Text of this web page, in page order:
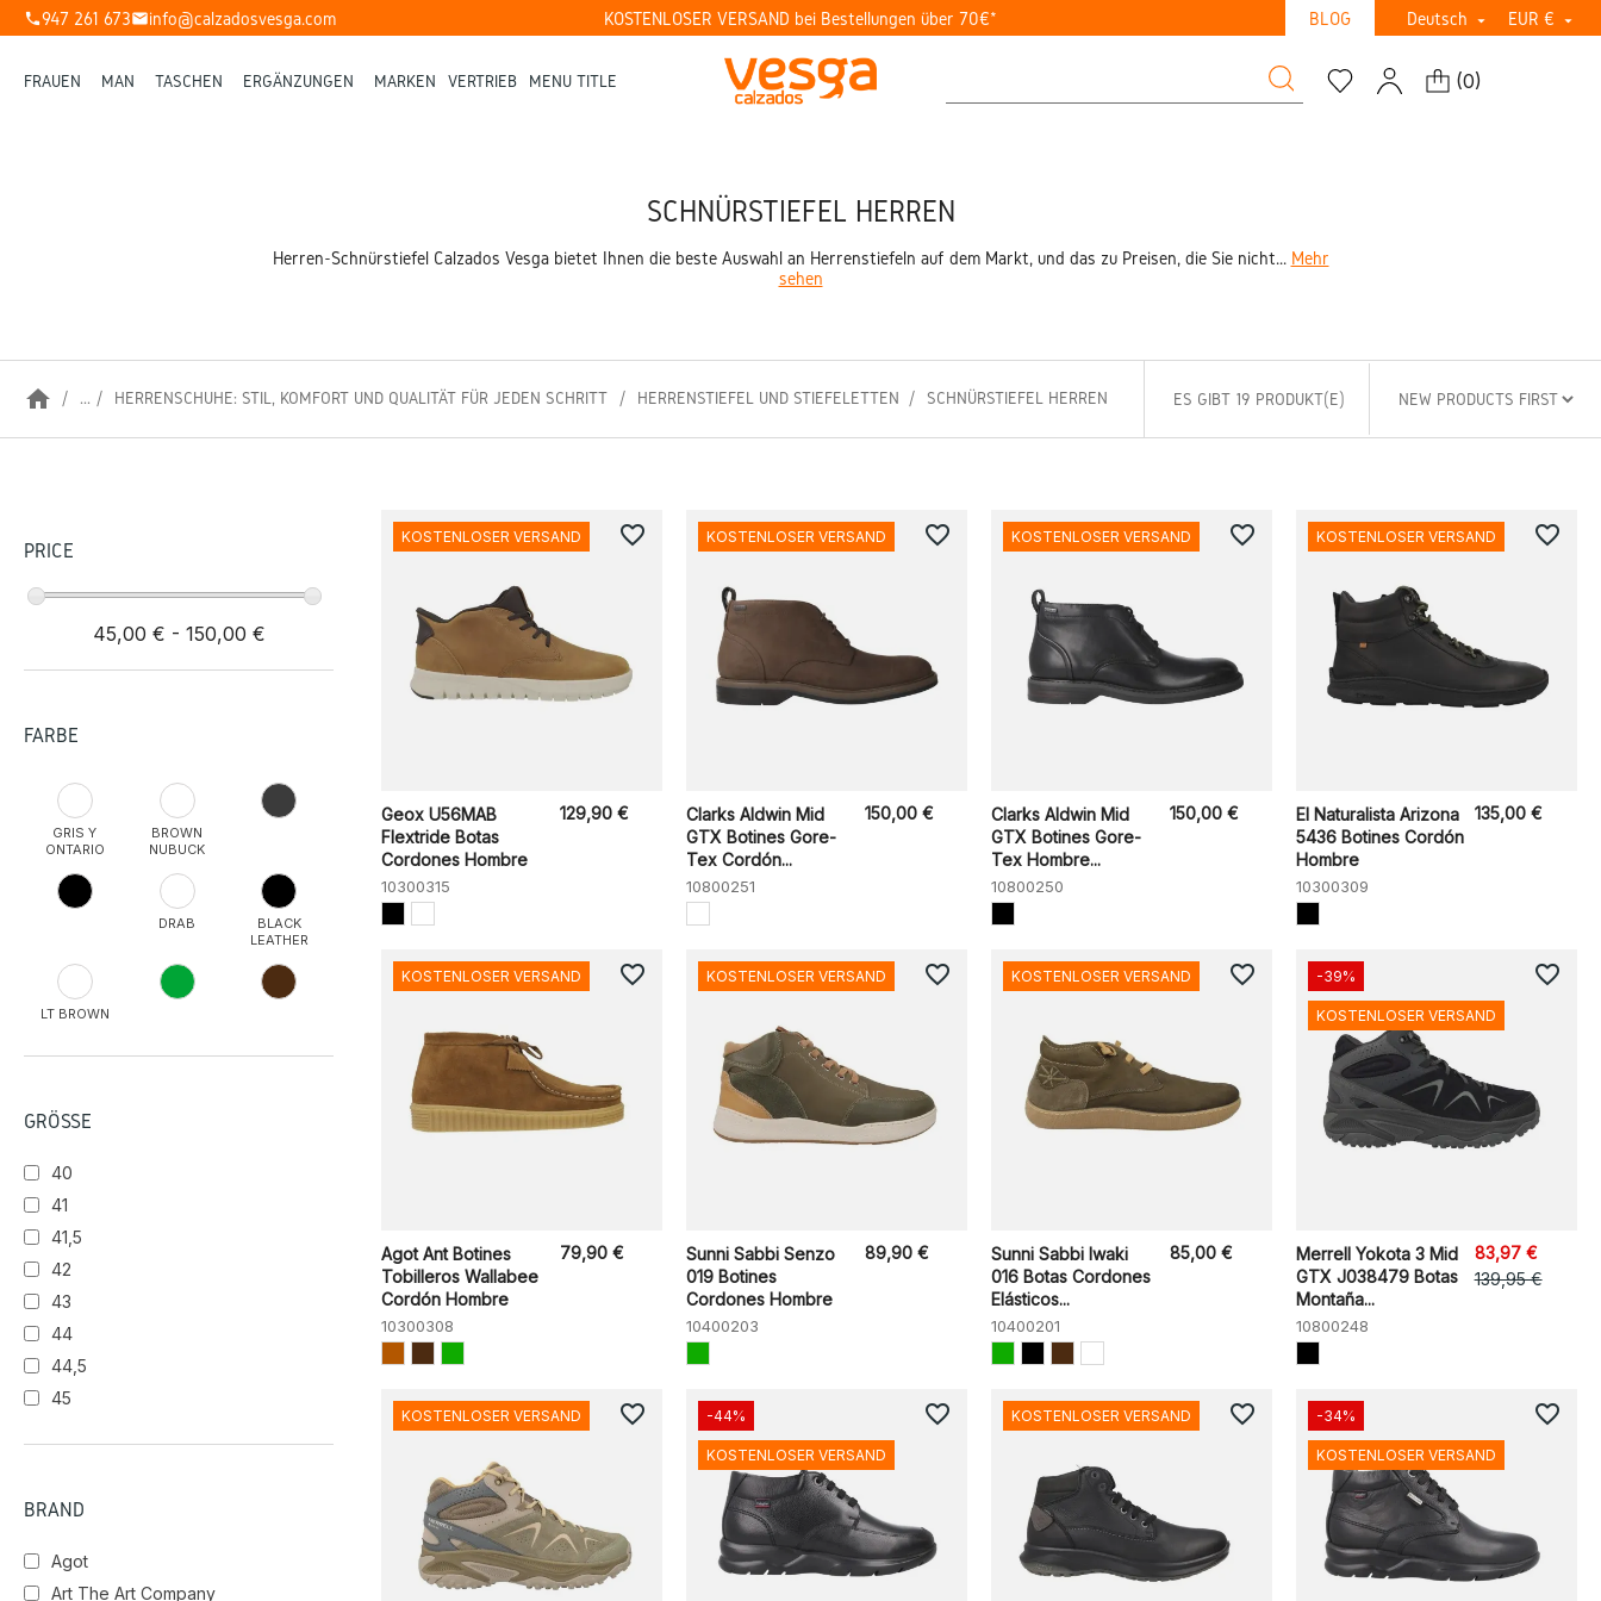
phone947 261 673mailinfo@calzadosvesga.com KOSTENLOSER VERSAND bei Bestellungen über 70€* BLOG Deutsch  EUR € 
FRAUEN MAN TASCHEN ERGÄNZUNGEN MARKEN VERTRIEB MENU TITLE (0)
SCHNÜRSTIEFEL HERREN
Herren-Schnürstiefel Calzados Vesga bietet Ihnen die beste Auswahl an Herrenstiefeln auf dem Markt, und das zu Preisen, die Sie nicht... Mehr
sehen
home ... HERRENSCHUHE: STIL, KOMFORT UND QUALITÄT FÜR JEDEN SCHRITT HERRENSTIEFEL UND STIEFELETTEN SCHNÜRSTIEFEL HERREN ES GIBT 19 PRODUKT(E)
PRICE
45,00 € - 150,00 €
FARBE
GRIS Y
ONTARIO
BROWN
NUBUCK
DRAB
BLACK
LEATHER
LT BROWN
GRÖSSE
40
41
41,5
42
43
44
44,5
45
BRAND
Agot
Art The Art Company
Geox U56MAB
Flextride Botas
Cordones Hombre
10300315
129,90 €
KOSTENLOSER VERSAND favorite_border
Clarks Aldwin Mid
GTX Botines Gore-
Tex Cordón...
10800251
150,00 €
KOSTENLOSER VERSAND favorite_border
Clarks Aldwin Mid
GTX Botines Gore-
Tex Hombre...
10800250
150,00 €
KOSTENLOSER VERSAND favorite_border
El Naturalista Arizona
5436 Botines Cordón
Hombre
10300309
135,00 €
KOSTENLOSER VERSAND favorite_border
Agot Ant Botines
Tobilleros Wallabee
Cordón Hombre
10300308
79,90 €
KOSTENLOSER VERSAND favorite_border
Sunni Sabbi Senzo
019 Botines
Cordones Hombre
10400203
89,90 €
KOSTENLOSER VERSAND favorite_border
Sunni Sabbi Iwaki
016 Botas Cordones
Elásticos...
10400201
85,00 €
KOSTENLOSER VERSAND favorite_border
Merrell Yokota 3 Mid
GTX J038479 Botas
Montaña...
10800248
83,97 €
139,95 €
-39%
KOSTENLOSER VERSAND
favorite_border
KOSTENLOSER VERSAND favorite_border -44%
KOSTENLOSER VERSAND
favorite_border KOSTENLOSER VERSAND favorite_border -34%
KOSTENLOSER VERSAND
favorite_border